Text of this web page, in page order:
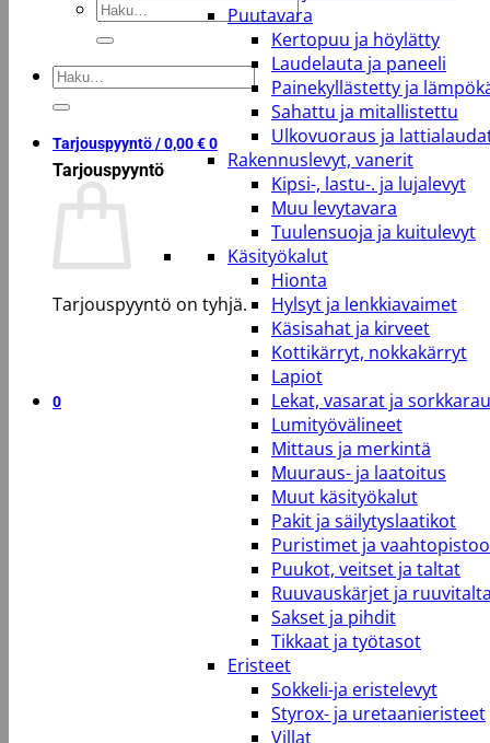
Etsi:
Etsi:
Tarjouspyyntö /0,00€0
Tarjouspyyntö
Tarjouspyyntö on tyhjä.
0
Puutavara
Kertopuu ja höylätty
Laudelauta ja paneeli
Painekyllästetty ja
Sahattu ja mitallistettu
Ulkovuoraus ja
Rakennuslevyt, vanerit
Kipsi-, lastu-. ja lujalevyt
Muu levytavara
Tuulensuoja ja kuitulevyt
Käsityökalut
Hionta
Hylsyt ja lenkkiavaimet
Käsisahat ja kirveet
Kottikärryt, nokkakärryt
Lapiot
Lekat, vasarat ja
Lumityövälineet
Mittaus ja merkintä
Muuraus- ja laatoitus
Muut käsityökalut
Pakit ja säilytyslaatikot
Puristimet ja
Puukot, veitset ja taltat
Ruuvauskärjet ja
Sakset ja pihdit
Tikkaat ja työtasot
Eristeet
Sokkeli-ja eristelevyt
Styrox- ja uretaanieristeet
Villat